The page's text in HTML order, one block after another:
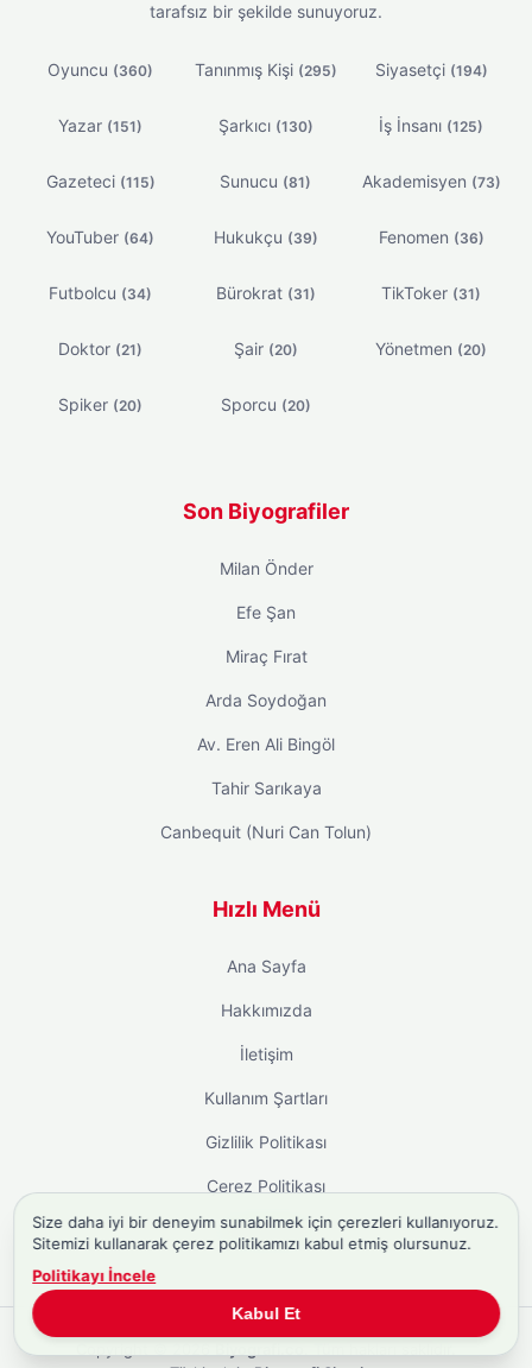
tarafsız bir şekilde sunuyoruz.
Oyuncu (360) Tanınmış Kişi (295) Siyasetçi (194)
Yazar (151) Şarkıcı (130) İş İnsanı (125)
Gazeteci (115) Sunucu (81) Akademisyen (73)
YouTuber (64) Hukukçu (39) Fenomen (36)
Futbolcu (34) Bürokrat (31) TikToker (31)
Doktor (21) Şair (20) Yönetmen (20)
Spiker (20) Sporcu (20)
Son Biyografiler
Milan Önder
Efe Şan
Miraç Fırat
Arda Soydoğan
Av. Eren Ali Bingöl
Tahir Sarıkaya
Canbequit (Nuri Can Tolun)
Hızlı Menü
Ana Sayfa
Hakkımızda
İletişim
Kullanım Şartları
Gizlilik Politikası
Çerez Politikası
Site Haritası
Size daha iyi bir deneyim sunabilmek için çerezleri kullanıyoruz.
Sitemizi kullanarak çerez politikamızı kabul etmiş olursunuz.
Politikayı İncele
Kabul Et